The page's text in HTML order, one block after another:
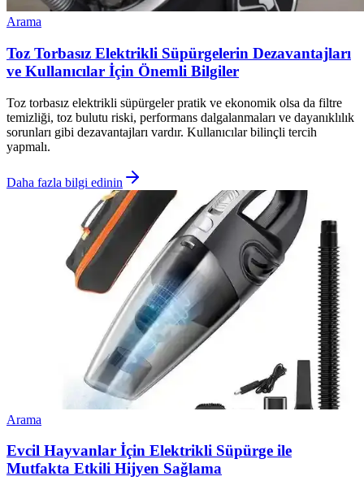
Arama
Toz Torbasız Elektrikli Süpürgelerin Dezavantajları
ve Kullanıcılar İçin Önemli Bilgiler
Toz torbasız elektrikli süpürgeler pratik ve ekonomik olsa da filtre
temizliği, toz bulutu riski, performans dalgalanmaları ve dayanıklılık
sorunları gibi dezavantajları vardır. Kullanıcılar bilinçli tercih
yapmalı.
Daha fazla bilgi edinin
Arama
Evcil Hayvanlar İçin Elektrikli Süpürge ile
Mutfakta Etkili Hijyen Sağlama